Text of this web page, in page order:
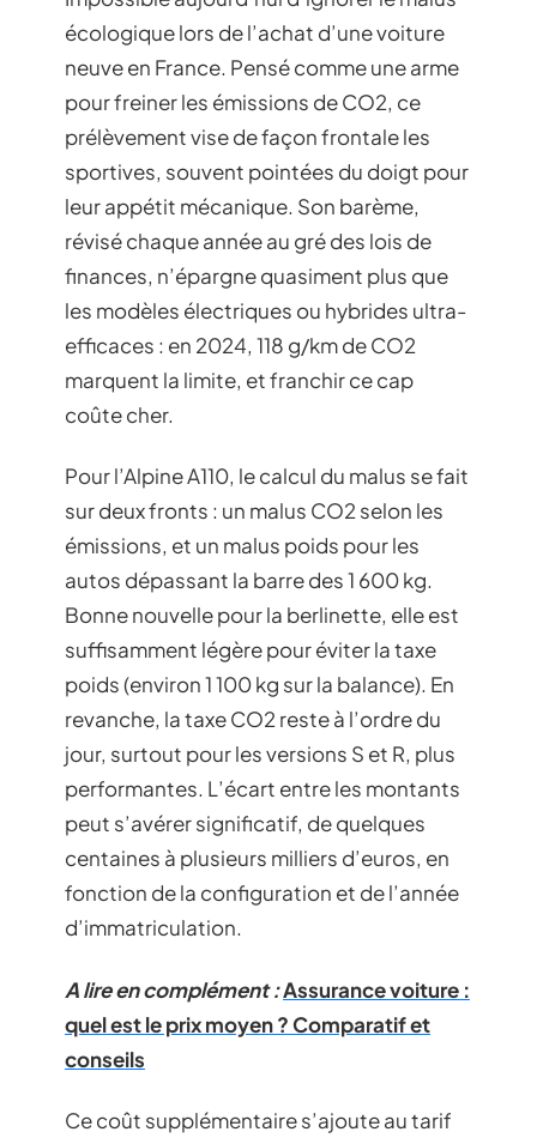
écologique lors de l’achat d’une voiture
neuve en France. Pensé comme une arme
pour freiner les émissions de CO2, ce
prélèvement vise de façon frontale les
sportives, souvent pointées du doigt pour
leur appétit mécanique. Son barème,
révisé chaque année au gré des lois de
finances, n’épargne quasiment plus que
les modèles électriques ou hybrides ultra-
efficaces : en 2024, 118 g/km de CO2
marquent la limite, et franchir ce cap
coûte cher.
Pour l’Alpine A110, le calcul du malus se fait
sur deux fronts : un malus CO2 selon les
émissions, et un malus poids pour les
autos dépassant la barre des 1 600 kg.
Bonne nouvelle pour la berlinette, elle est
suffisamment légère pour éviter la taxe
poids (environ 1 100 kg sur la balance). En
revanche, la taxe CO2 reste à l’ordre du
jour, surtout pour les versions S et R, plus
performantes. L’écart entre les montants
peut s’avérer significatif, de quelques
centaines à plusieurs milliers d’euros, en
fonction de la configuration et de l’année
d’immatriculation.
A lire en complément :Assurance voiture :
quel est le prix moyen ? Comparatif et
conseils
Ce coût supplémentaire s’ajoute au tarif